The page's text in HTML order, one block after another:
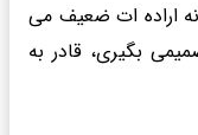
اراده ات ضعیف می
بگیری، قادر به